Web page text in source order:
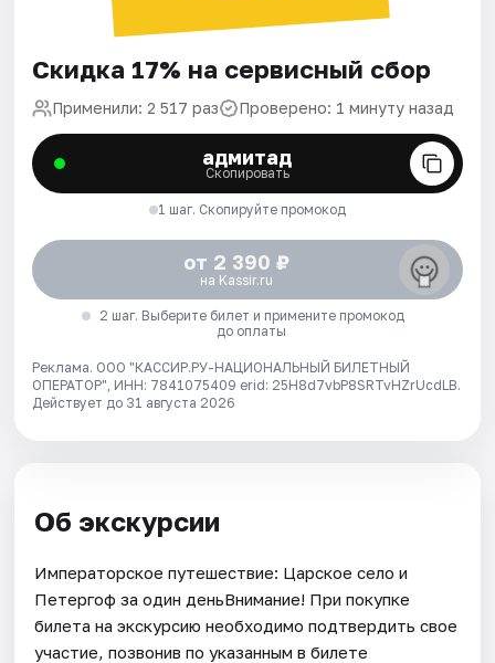
Скидка 17% на сервисный сбор
Применили: 2 517 раз Проверено: 1 минуту назад
адмитад
Скопировать
1 шаг. Скопируйте промокод
от 2 390 ₽
на Kassir.ru
2 шаг. Выберите билет и примените промокод
до оплаты
Реклама. ООО "КАССИР.РУ-НАЦИОНАЛЬНЫЙ БИЛЕТНЫЙ
ОПЕРАТОР", ИНН: 7841075409 erid: 25H8d7vbP8SRTvHZrUcdLB.
Действует до 31 августа 2026
Об экскурсии
Императорское путешествие: Царское село и
Петергоф за один деньВнимание! При покупке
билета на экскурсию необходимо подтвердить свое
участие, позвонив по указанным в билете